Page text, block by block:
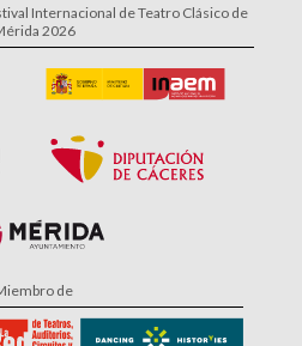
Internacional de Teatro Clásico de
2026
de